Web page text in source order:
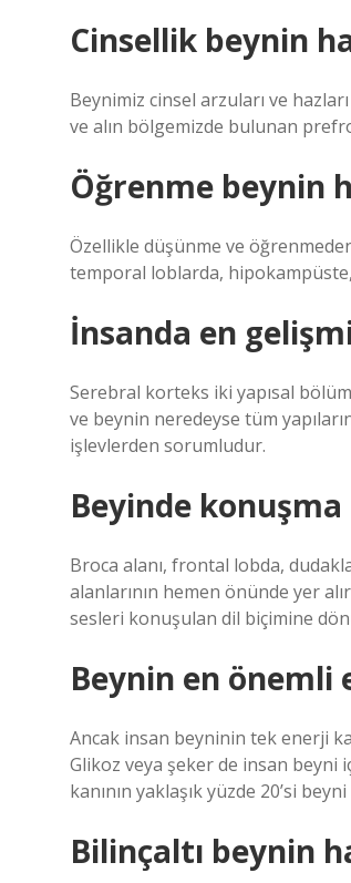
Cinsellik beynin
Beynimiz cinsel arzuları ve
ve alın bölgemizde bulunan
Öğrenme beynin
Özellikle düşünme ve
temporal loblarda,
İnsanda en
Serebral korteks iki yapısal
ve beynin neredeyse tüm
işlevlerden sorumludur.
Beyinde
Broca alanı, frontal lobda,
alanlarının hemen önünde yer
sesleri konuşulan dil biçimine
Beynin en önemli
Ancak insan beyninin tek enerji
Glikoz veya şeker de insan beyni
kanının yaklaşık yüzde 20’si
Bilinçaltı beynin